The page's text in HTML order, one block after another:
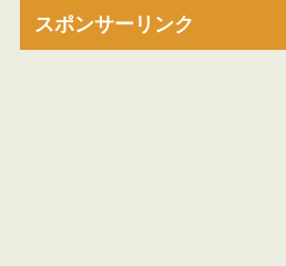
スポンサーリンク